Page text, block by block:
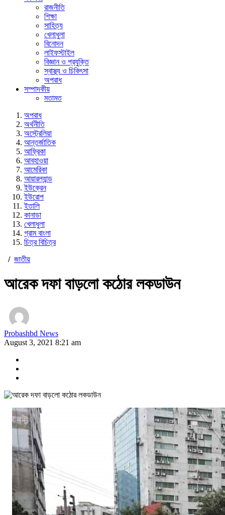
রাজনীতি
শিক্ষা
সাহিত্য
খেলাধুলা
বিনোদন
লাইফস্টাইল
বিজ্ঞান ও প্রযুক্তি
স্বাস্থ্য ও চিকিৎসা
অপরাধ
সম্পাদকীয়
মতামত
অপরাধ
অর্থনীতি
অস্ট্রেলিয়া
আন্তর্জাতিক
আফ্রিকা
আবহাওয়া
আমেরিকা
আয়ারল্যান্ড
ইউক্রেন
ইউরোপ
ইতালি
কানাডা
খেলাধুলা
গ্রাম বাংলা
চিত্র বিচিত্র
/ জাতীয়
আরেক দফা বাড়লো কঠোর লকডাউন
Probashbd News
August 3, 2021 8:21 am